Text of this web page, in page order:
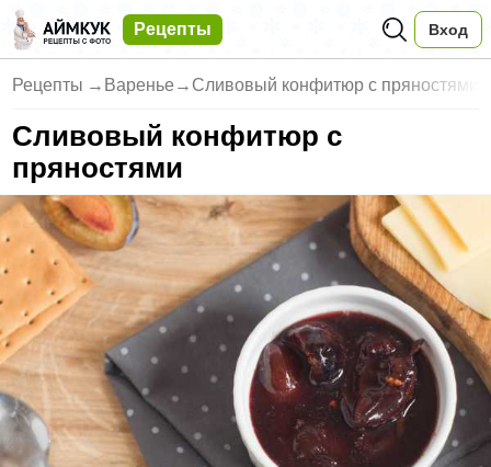
Рецепты Вход
Рецепты → Варенье → Сливовый конфитюр с пряностями
Сливовый конфитюр с
пряностями